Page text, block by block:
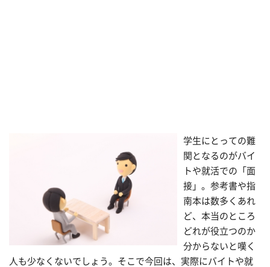
学生にとっての難
関となるのがバイ
トや就活での「面
接」。参考書や指
南本は数多くあれ
ど、本当のところ
どれが役立つのか
分からないと嘆く
人も少なくないでしょう。そこで今回は、実際にバイトや就